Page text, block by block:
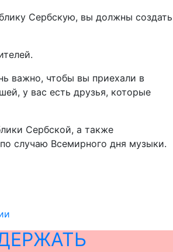
Сербскую, вы должны создать
важно, чтобы вы приехали в
у вас есть друзья, которые
Сербской, а также
случаю Всемирного дня музыки.